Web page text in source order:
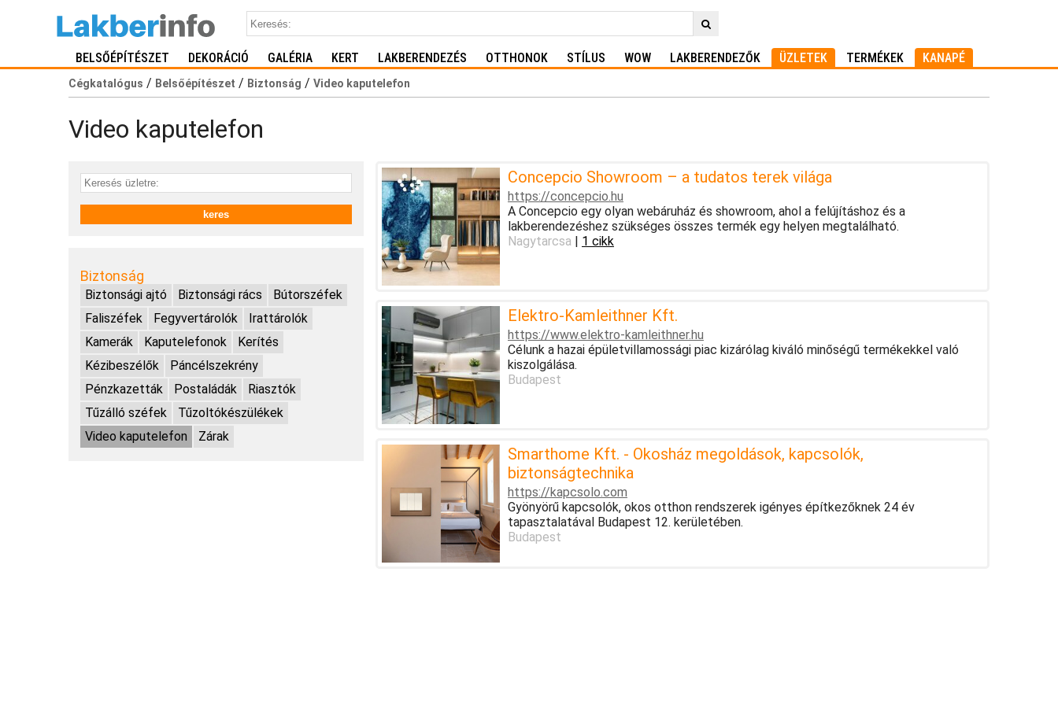
BELSŐÉPÍTÉSZET DEKORÁCIÓ GALÉRIA KERT LAKBERENDEZÉS OTTHONOK STÍLUS WOW LAKBERENDEZŐK ÜZLETEK TERMÉKEK KANAPÉ
Cégkatalógus / Belsőépítészet / Biztonság / Video kaputelefon
Video kaputelefon
Biztonság
Biztonsági ajtó Biztonsági rács
Bútorszéfek
Faliszéfek
Fegyvertárolók
Irattárolók
Kamerák
Kaputelefonok
Kerítés
Kézibeszélők
Páncélszekrény
Pénzkazetták
Postaládák
Riasztók
Tűzálló széfek
Tűzoltókészülékek
Video kaputelefon
Zárak
Concepcio Showroom – a tudatos terek világa
https://concepcio.hu
A Concepcio egy olyan webáruház és showroom, ahol a felújításhoz és a
lakberendezéshez szükséges összes termék egy helyen megtalálható.
Nagytarcsa | 1 cikk
Elektro-Kamleithner Kft.
https://www.elektro-kamleithner.hu
Célunk a hazai épületvillamossági piac kizárólag kiváló minőségű termékekkel való
kiszolgálása.
Budapest
Smarthome Kft. - Okosház megoldások, kapcsolók,
biztonságtechnika
https://kapcsolo.com
Gyönyörű kapcsolók, okos otthon rendszerek igényes építkezőknek 24 év
tapasztalatával Budapest 12. kerületében.
Budapest